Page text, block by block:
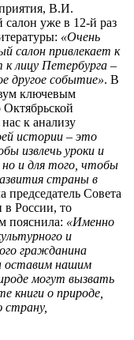
В.И.
уже в 12-й раз
«Очень
салон привлекает к
к лицу Петербурга –
другое событие». В
ключевым
к анализу
истории – это
извлечь уроки и
но и для того, чтобы
страны в
председатель Совета
в России, то
пояснила: «Именно
и
гражданина
оставим нашим
могут вызвать
книги о природе,
страну,